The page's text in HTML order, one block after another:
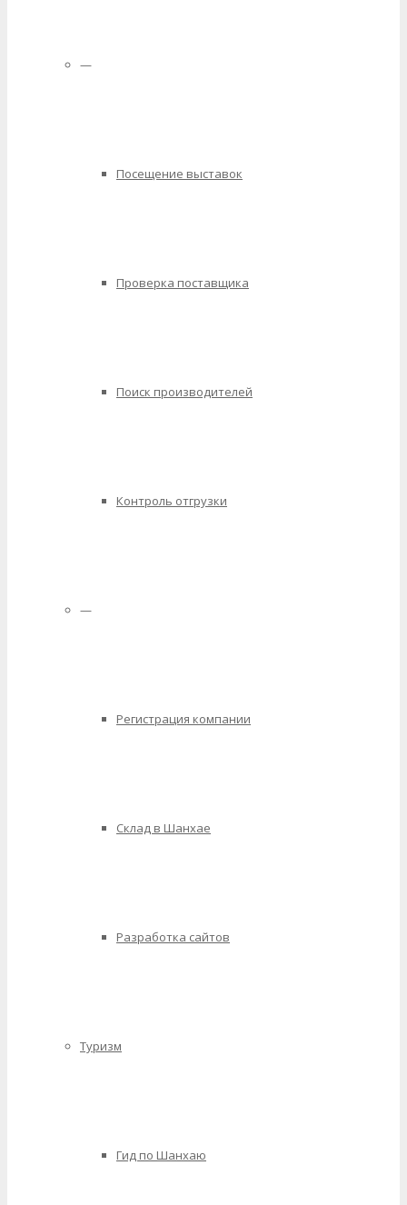
—
Посещение выставок
Проверка поставщика
Поиск производителей
Контроль отгрузки
—
Регистрация компании
Склад в Шанхае
Разработка сайтов
Туризм
Гид по Шанхаю